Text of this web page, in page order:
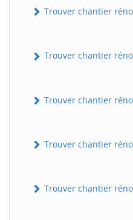
Trouver chantier
Trouver chantier
Trouver chantier
Trouver chantier
Trouver chantier